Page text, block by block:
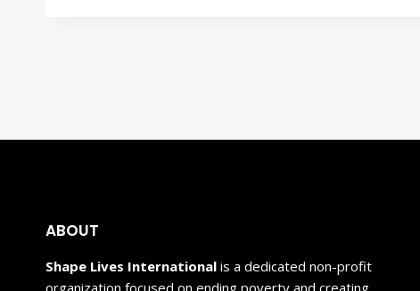
ABOUT
Shape Lives International is a dedicated non-profit
organization focused on ending poverty and creating